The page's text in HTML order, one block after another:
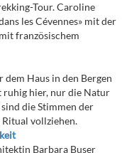
Tour. Caroline
les Cévennes» mit der
französischem
dem Haus in den Bergen
ruhig hier, nur die Natur
die Stimmen der
vollziehen.
Barbara Buser